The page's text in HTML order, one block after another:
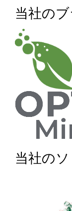
当社の
当社の